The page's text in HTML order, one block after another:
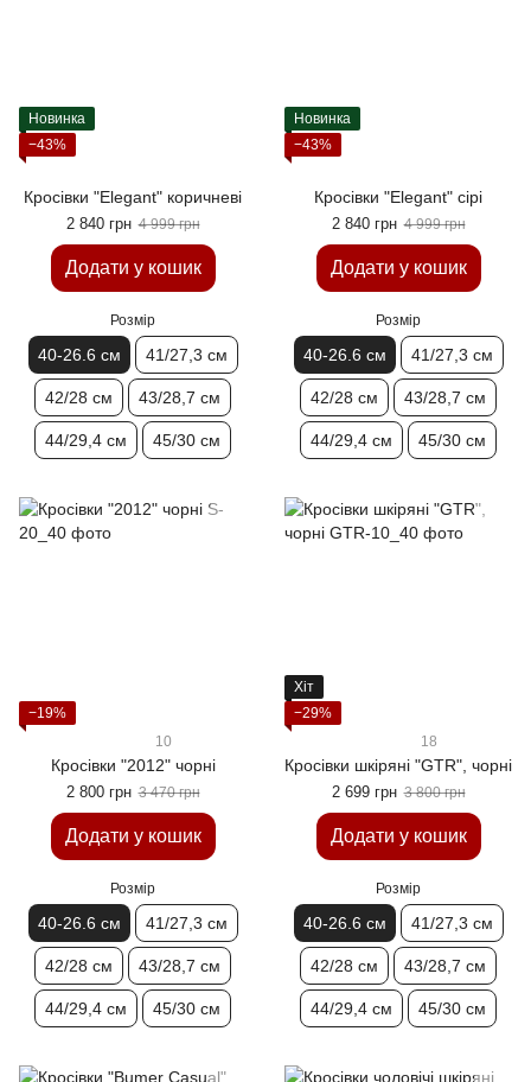
Новинка
−43%
Кросівки "Elegant" коричневі
2 840 грн 4 999 грн
Додати у кошик
Розмір
40-26.6 см 41/27,3 см
42/28 см 43/28,7 см
44/29,4 см 45/30 см
Новинка
−43%
Кросівки "Elegant" сірі
2 840 грн 4 999 грн
Додати у кошик
Розмір
40-26.6 см 41/27,3 см
42/28 см 43/28,7 см
44/29,4 см 45/30 см
−19%
10
Кросівки "2012" чорні
2 800 грн 3 470 грн
Додати у кошик
Розмір
40-26.6 см 41/27,3 см
42/28 см 43/28,7 см
44/29,4 см 45/30 см
Хіт
−29%
18
Кросівки шкіряні "GTR", чорні
2 699 грн 3 800 грн
Додати у кошик
Розмір
40-26.6 см 41/27,3 см
42/28 см 43/28,7 см
44/29,4 см 45/30 см